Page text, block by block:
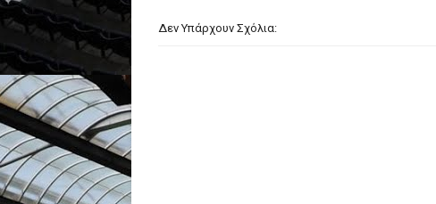
Δεν Υπάρχουν Σχόλια: